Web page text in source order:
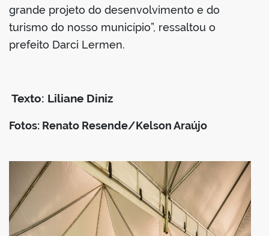
grande projeto do desenvolvimento e do
turismo do nosso município”, ressaltou o
prefeito Darci Lermen.
Texto: Liliane Diniz
Fotos: Renato Resende/Kelson Araújo